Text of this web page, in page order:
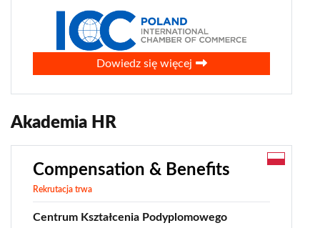
Dowiedz się więcej
Akademia HR
Compensation & Benefits
Rekrutacja trwa
Centrum Kształcenia Podyplomowego